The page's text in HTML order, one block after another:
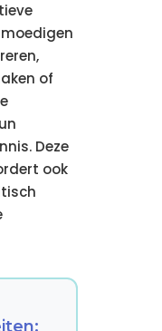
of
Deze
ook